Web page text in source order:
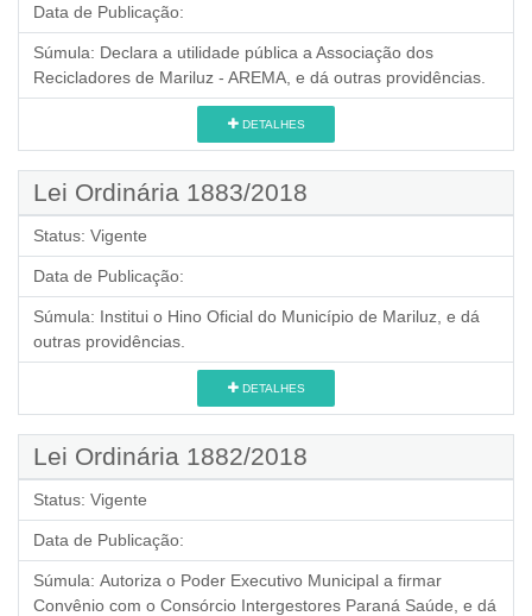
Data de Publicação:
Súmula: Declara a utilidade pública a Associação dos
Recicladores de Mariluz - AREMA, e dá outras providências.
DETALHES
Lei Ordinária 1883/2018
Status: Vigente
Data de Publicação:
Súmula: Institui o Hino Oficial do Município de Mariluz, e dá
outras providências.
DETALHES
Lei Ordinária 1882/2018
Status: Vigente
Data de Publicação:
Súmula: Autoriza o Poder Executivo Municipal a firmar
Convênio com o Consórcio Intergestores Paraná Saúde, e dá